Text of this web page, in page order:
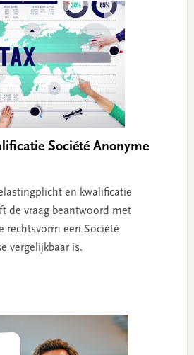
Société Anonyme
en kwalificatie
de vraag beantwoord met
rechtsvorm een Société
vergelijkbaar is.